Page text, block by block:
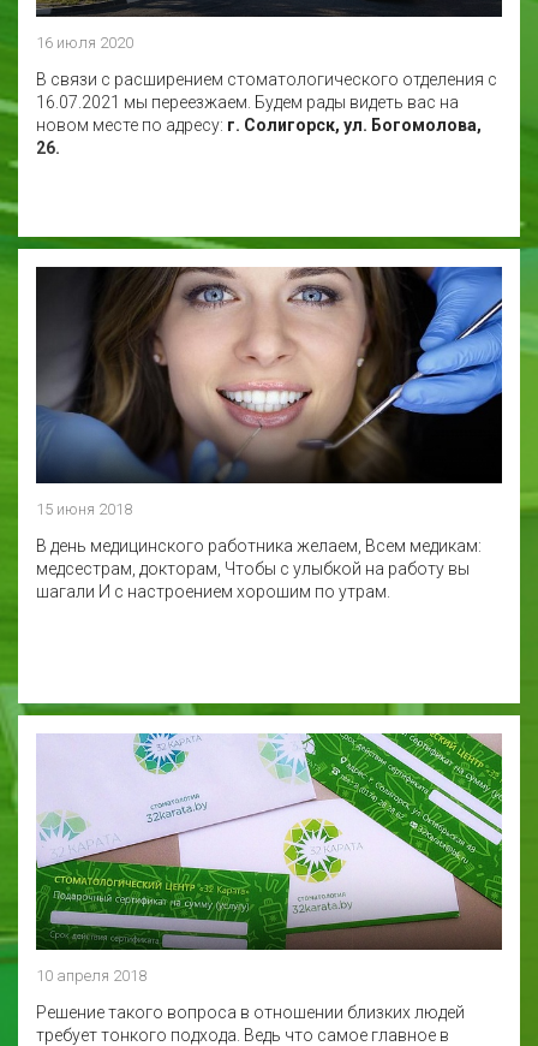
16 июля 2020
В связи с расширением стоматологического отделения с
16.07.2021 мы переезжаем. Будем рады видеть вас на
новом месте по адресу: г. Солигорск, ул. Богомолова,
26.
15 июня 2018
В день медицинского работника желаем, Всем медикам:
медсестрам, докторам, Чтобы с улыбкой на работу вы
шагали И с настроением хорошим по утрам.
10 апреля 2018
Решение такого вопроса в отношении близких людей
требует тонкого подхода. Ведь что самое главное в